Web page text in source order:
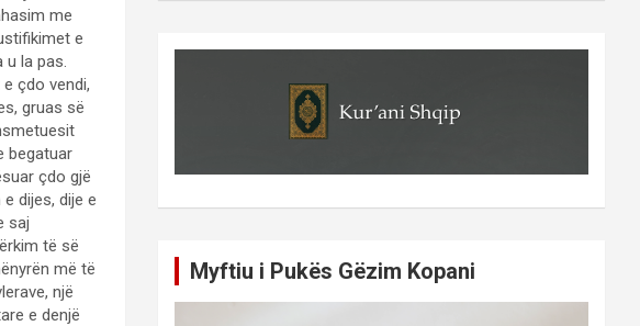
me
e
u la pas.
çdo vendi,
gruas së
begatuar
çdo gjë
dijes, dije e
saj
të së
më të
një
e denjë
Myftiu i Pukës Gëzim Kopani